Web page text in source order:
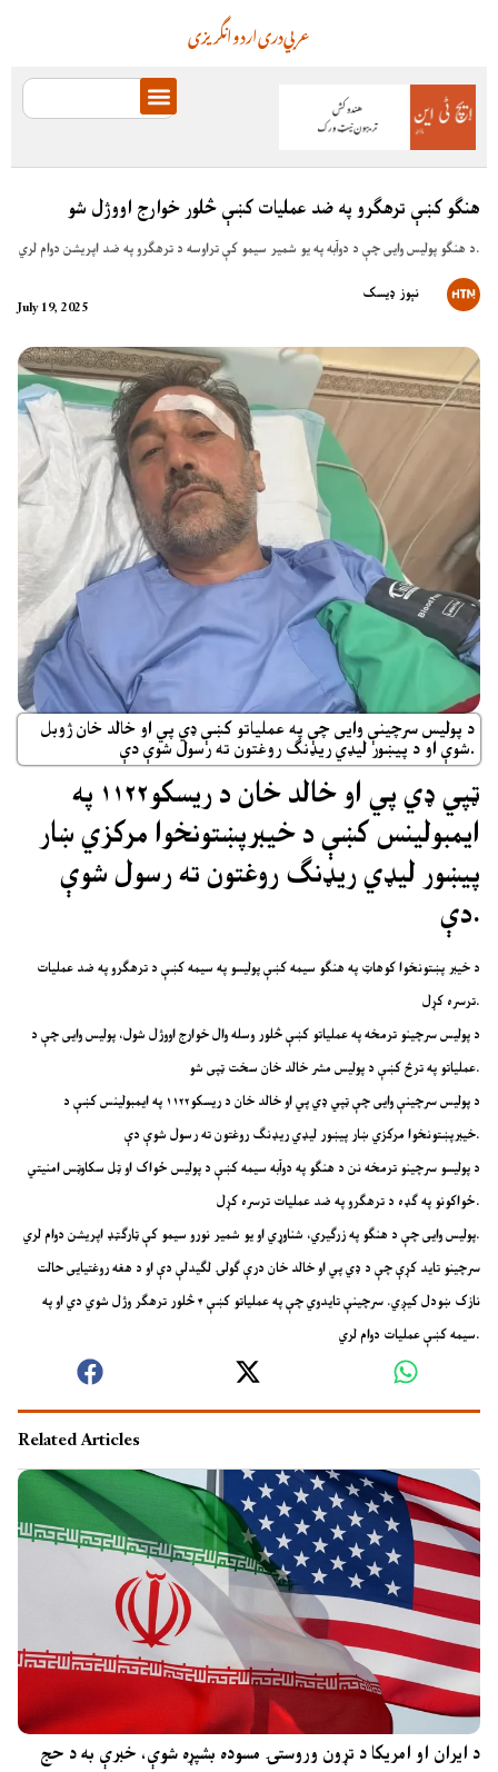
انگریزیاردودریعربي
هنګو کښې ترهګرو په ضد عملیات کښې څلور خوارج اووژل شو
د هنګو پولیس وایی چې د دوآبه په یو شمیر سیمو کې تراوسه د ترهګرو په ضد اپریشن دوام لري.
July 19, 2025
نېوز ډیسک
د پولیس سرچینې وایی چې په عملیاتو کښې ډي پي او خالد خان ژوبل
شوې او د پیښور لیډي ریډنګ روغتون ته رسول شوې دې.
ټپي ډي پي او خالد خان د ریسکو۱۱۲۲ په
ایمبولینس کښې د خیبرپښتونخوا مرکزي ښار
پیښور لیډي ریډنګ روغتون ته رسول شوې
دې.
د خیبر پښتونخوا کوهاټ په هنګو سیمه کښې پولیسو په سیمه کښې د ترهګرو په ضد عملیات
ترسره کړل.
د پولیس سرچینو ترمخه په عملیاتو کښې څلور وسله وال خوارج اووژل شول، پولیس وایی چې د
عملیاتو په ترڅ کښې د پولیس مشر خالد خان سخت ټپی شو.
د پولیس سرچینې وایی چې ټپي ډي پي او خالد خان د ریسکو۱۱۲۲ په ایمبولینس کښې د
خیبرپښتونخوا مرکزي ښار پیښور لیډي ریډنګ روغتون ته رسول شوې دې.
د پولیسو سرچینو ترمخه نن د هنګو په دوآبه سیمه کښې د پولیس ځواک او ټل سکاوټس امنیتي
ځواکونو په ګډه د ترهګرو په ضد عملیات ترسره کړل.
پولیس وایی چې د هنګو په زرګیري، شناوړي او یو شمیر نورو سیمو کې ټارګټډ اپریشن دوام لري.
سرچینو تاید کړې چې د ډي پي او خالد خان درې ګولۍ لګیدلې دې او د هغه روغتیایی حالت
نازک ښودل کیږي. سرچینې تایدوي چې په عملیاتو کښې ۴ څلور ترهګر وژل شوي دي او په
سیمه کښې عملیات دوام لري.
Related Articles
د ایران او امریکا د تړون وروستۍ مسوده بشپړه شوې، خبرې به د حج